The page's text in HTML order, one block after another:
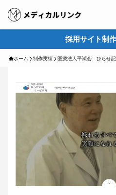
採用サイト制
ホーム 制作実績 医療法人平瀬会 ひらせ記